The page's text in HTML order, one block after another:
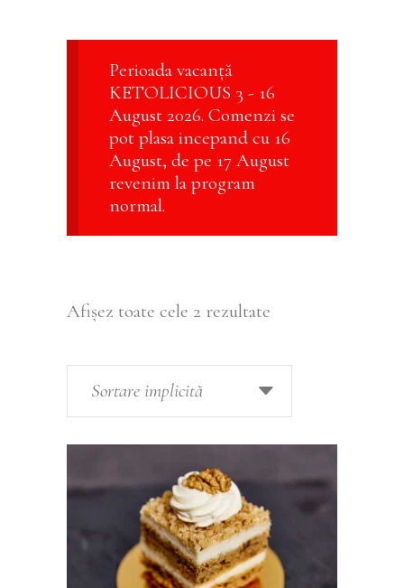
Perioada vacanță
KETOLICIOUS 3 - 16
August 2026. Comenzi se
pot plasa incepand cu 16
August, de pe 17 August
revenim la program
normal.
Afișez toate cele 2 rezultate
Sortare implicită
CITEȘTE MAI MULT